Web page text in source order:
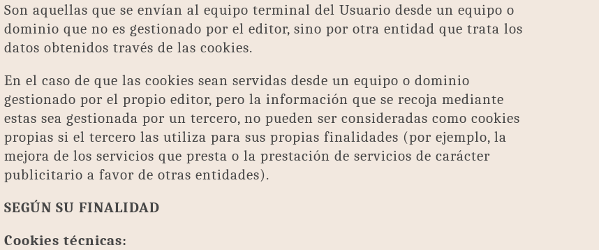
Son aquellas que se envían al equipo terminal del Usuario desde un equipo o
dominio que no es gestionado por el editor, sino por otra entidad que trata los
datos obtenidos través de las cookies.
En el caso de que las cookies sean servidas desde un equipo o dominio
gestionado por el propio editor, pero la información que se recoja mediante
estas sea gestionada por un tercero, no pueden ser consideradas como cookies
propias si el tercero las utiliza para sus propias finalidades (por ejemplo, la
mejora de los servicios que presta o la prestación de servicios de carácter
publicitario a favor de otras entidades).
SEGÚN SU FINALIDAD
Cookies técnicas: